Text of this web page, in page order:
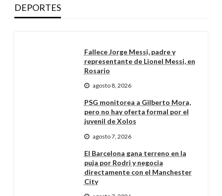
DEPORTES
Fallece Jorge Messi, padre y
representante de Lionel Messi, en
Rosario
agosto 8, 2026
PSG monitorea a Gilberto Mora,
pero no hay oferta formal por el
juvenil de Xolos
agosto 7, 2026
El Barcelona gana terreno en la
puja por Rodri y negocia
directamente con el Manchester
City